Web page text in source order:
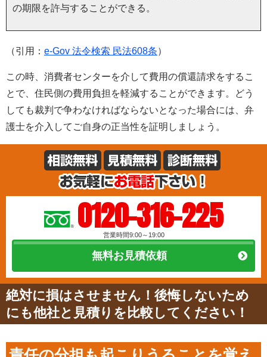
の期限を許与することができる。
（引用： e-Gov 法令検索 民法608条）
この時、消費者センターを介して費用の償還請求をするこ
とで、住民側の費用負担を軽減することができます。どう
しても裁判で争わなければならないとなった場合には、弁
護士を介入してご自身の正当性を証明しましょう。
0120-316-225
営業時間9:00～19:00
無料お見積依頼
絶対に損はさせません！後悔しないため
にも他社と見積りを比較してください！